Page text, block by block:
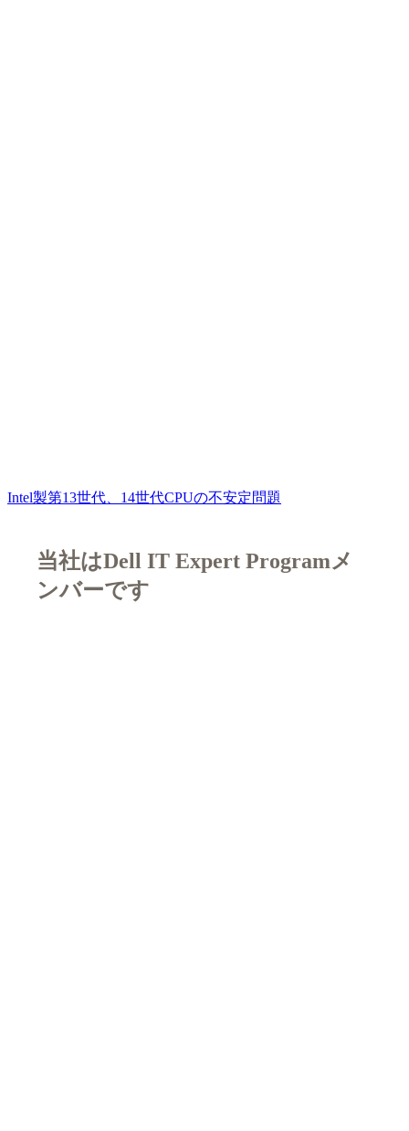
Intel製第13世代、14世代CPUの不安定問題
当社はDell IT Expert Programメ
ンバーです